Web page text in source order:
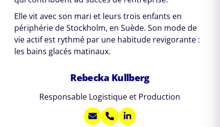
Elle vit avec son mari et leurs trois enfants en
périphérie de Stockholm, en Suède. Son mode de
vie actif est rythmé par une habitude revigorante :
les bains glacés matinaux.
Rebecka Kullberg
Responsable Logistique et Production